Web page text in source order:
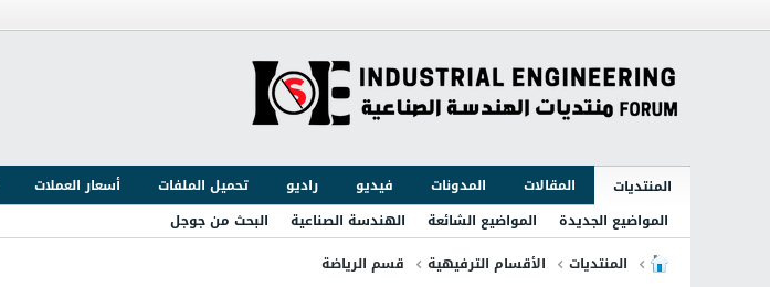
المنتديات المقالات المدونات فيديو راديو تحميل الملفات أسعار العملات
المواضيع الجديدة
المواضيع الشائعة الهندسة الصناعية
البحث من جوجل
المنتديات
الأقسام الترفيهية قسم الرياضة